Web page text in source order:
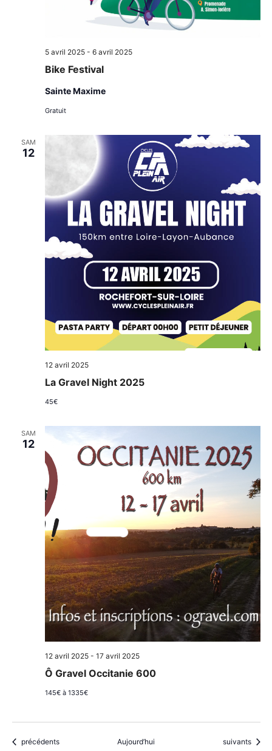
Bike Festival
5 avril 2025- 6 avril 2025
Sainte Maxime
Gratuit
SAM
12
La Gravel Night 2025
12 avril 2025
45€
SAM
12
Ô Gravel Occitanie 600
12 avril 2025- 17 avril 2025
145€ à 1335€
Évènements
précédents Aujourd’hui Évènements
suivants